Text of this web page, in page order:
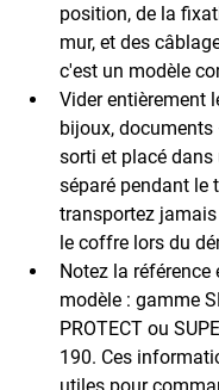
position, de la
mur, et des
c'est un modèle
Vider entièrement
bijoux,
sorti et placé dans
séparé pendant le
transportez
le coffre lors du
Notez la référence
modèle : gamme
PROTECT ou
190. Ces
utiles pour